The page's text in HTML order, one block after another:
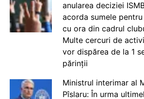
anularea deciziei
acorda sumele
cu ora din cadrul
Multe cercuri de
vor dispărea de la 1
părinții
Ministrul interimar al
Pîslaru: În urma